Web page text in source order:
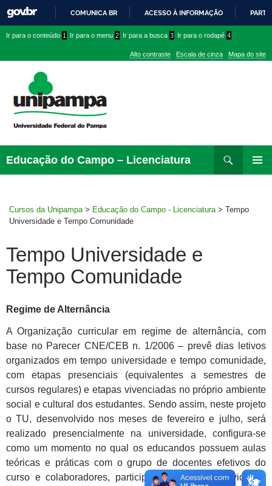
PARA
CONTEÚDO
COMUNICA BR ACESSO À INFORMAÇÃO
conteúdo
menu
superior
menu
Ir para o conteúdo 1 Ir para o menu 2 Ir para a busca 3 Ir para o rodapé 4
Alto contraste Escala de cinza Mapa do site
Educação do Campo – Licenciatura
para
Cursos da Unipampa > Educação do Campo - Licenciatura > Tempo
Universidade e Tempo Comunidade
Tempo Universidade e
Tempo Comunidade
Regime de Alternância
A Organização curricular em regime de alternância, com
base no Parecer CNE/CEB n. 1/2006 – prevê dias letivos
organizados em tempo universidade e tempo comunidade,
com etapas presenciais (equivalentes a semestres de
cursos regulares) e etapas vivenciadas no próprio ambiente
social e cultural dos estudantes. Sendo assim, neste projeto
o TU, desenvolvido nos meses de fevereiro e julho, será
realizado presencialmente na universidade, configura-se
como um momento no qual os educandos possuem aulas
teóricas e práticas com o grupo de docentes efetivos do
curso e colaboradores, participam também de atividades